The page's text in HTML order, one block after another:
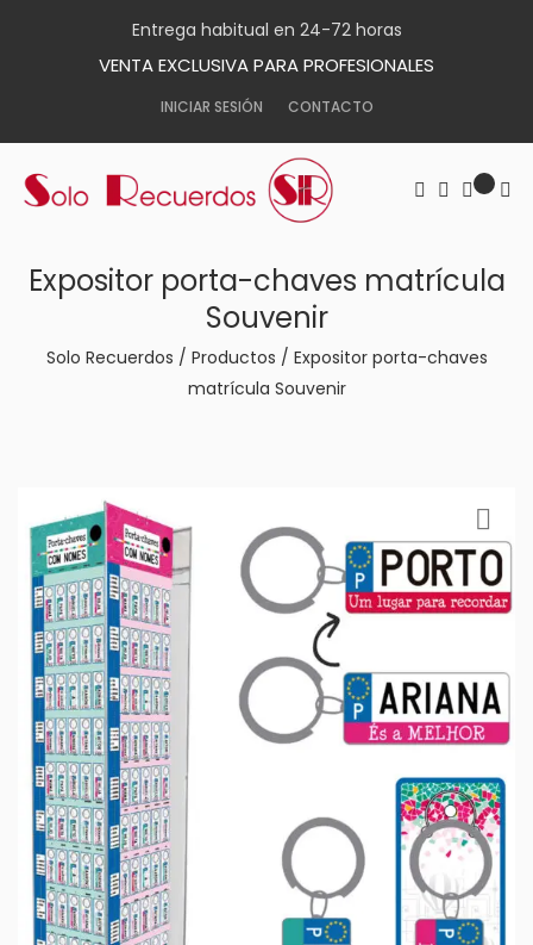
Entrega habitual en 24-72 horas
VENTA EXCLUSIVA PARA PROFESIONALES
INICIAR SESIÓN CONTACTO
Expositor porta-chaves matrícula
Souvenir
Solo Recuerdos / Productos / Expositor porta-chaves
matrícula Souvenir